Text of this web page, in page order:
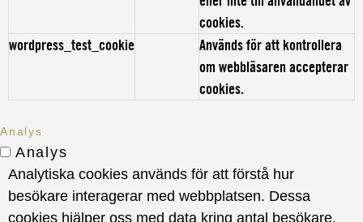
cookies.
wordpress_test_cookie
Används för att kontrollera
om webbläsaren accepterar
cookies.
Analys
Analys
Analytiska cookies används för att förstå hur
besökare interagerar med webbplatsen. Dessa
cookies hjälper oss med data kring antal besökare,